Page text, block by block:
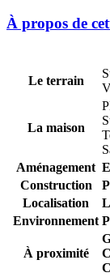
À propos de
Le terrain
La maison
Aménagement
Construction
Localisation
Environnement
À proximité